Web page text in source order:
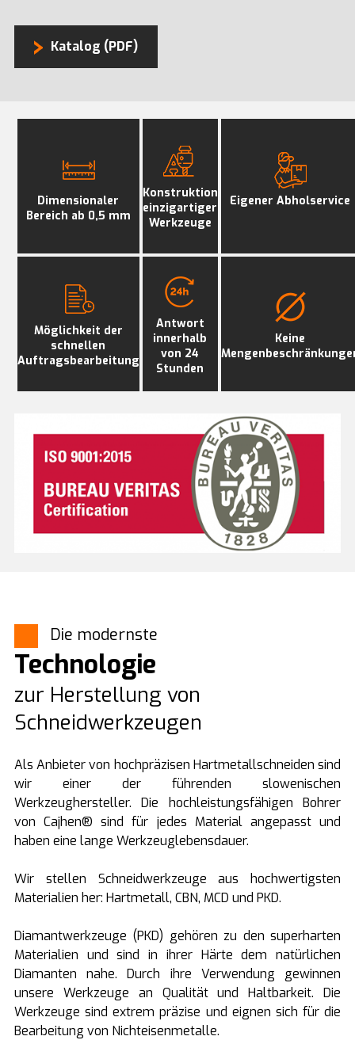
Katalog (PDF)
Dimensionaler
Bereich ab 0,5 mm
Konstruktion
einzigartiger
Werkzeuge
Eigener Abholservice
Möglichkeit der
schnellen
Auftragsbearbeitung
Antwort
innerhalb
von 24
Stunden
Keine
Die modernste
Technologie
zur Herstellung von
Schneidwerkzeugen
Als Anbieter von hochpräzisen Hartmetallschneiden sind
wir einer der führenden slowenischen
Werkzeughersteller. Die hochleistungsfähigen Bohrer
von Cajhen® sind für jedes Material angepasst und
haben eine lange Werkzeuglebensdauer.
Wir stellen Schneidwerkzeuge aus hochwertigsten
Materialien her: Hartmetall, CBN, MCD und PKD.
Diamantwerkzeuge (PKD) gehören zu den superharten
Materialien und sind in ihrer Härte dem natürlichen
Diamanten nahe. Durch ihre Verwendung gewinnen
unsere Werkzeuge an Qualität und Haltbarkeit. Die
Werkzeuge sind extrem präzise und eignen sich für die
Bearbeitung von Nichteisenmetalle.